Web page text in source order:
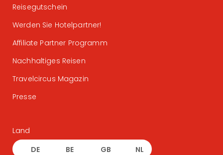
Reisegutschein
Werden Sie Hotelpartner!
Affiliate Partner Programm
Nachhaltiges Reisen
Travelcircus Magazin
Presse
Land
DE BE GB NL